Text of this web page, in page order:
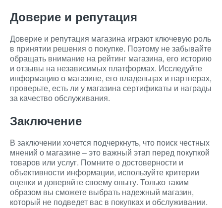
Доверие и репутация
Доверие и репутация магазина играют ключевую роль
в принятии решения о покупке. Поэтому не забывайте
обращать внимание на рейтинг магазина, его историю
и отзывы на независимых платформах. Исследуйте
информацию о магазине, его владельцах и партнерах,
проверьте, есть ли у магазина сертификаты и награды
за качество обслуживания.
Заключение
В заключении хочется подчеркнуть, что поиск честных
мнений о магазине – это важный этап перед покупкой
товаров или услуг. Помните о достоверности и
объективности информации, используйте критерии
оценки и доверяйте своему опыту. Только таким
образом вы сможете выбрать надежный магазин,
который не подведет вас в покупках и обслуживании.